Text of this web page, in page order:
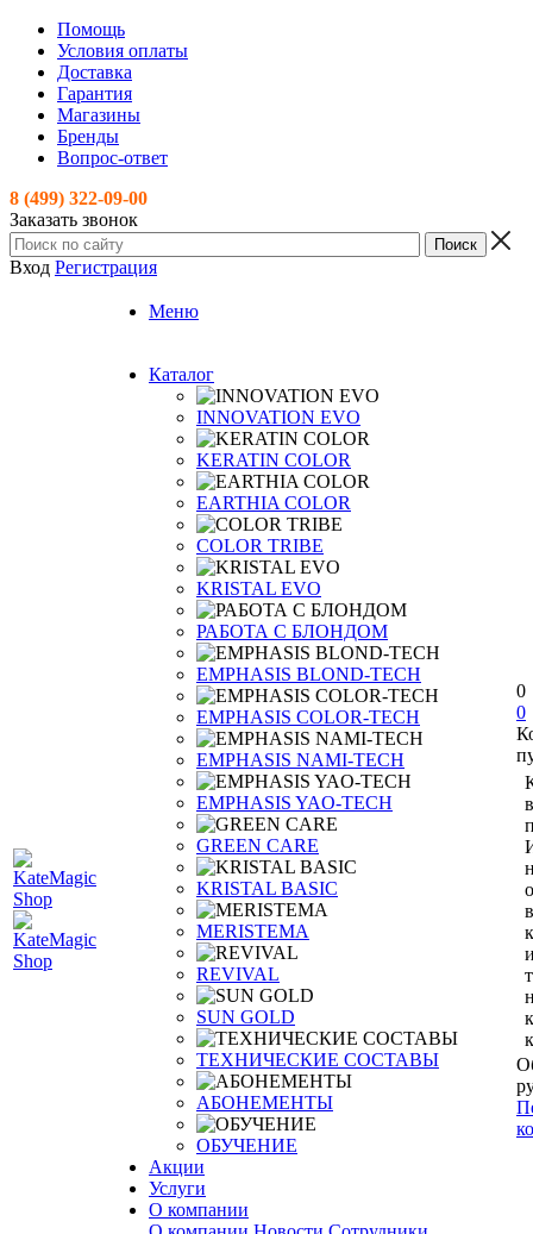
Помощь
Условия оплаты
Доставка
Гарантия
Магазины
Бренды
Вопрос-ответ
8 (499) 322-09-00
Заказать звонок
Вход Регистрация
Меню
Каталог
INNOVATION EVO
KERATIN COLOR
EARTHIA COLOR
COLOR TRIBE
KRISTAL EVO
РАБОТА С БЛОНДОМ
EMPHASIS BLOND-TECH
EMPHASIS COLOR-TECH
EMPHASIS NAMI-TECH
EMPHASIS YAO-TECH
GREEN CARE
KRISTAL BASIC
MERISTEMA
REVIVAL
SUN GOLD
ТЕХНИЧЕСКИЕ СОСТАВЫ
АБОНЕМЕНТЫ
ОБУЧЕНИЕ
Акции
Услуги
О компании
0
0